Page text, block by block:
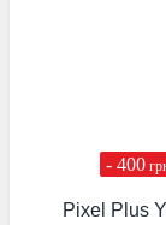
Pixel Plus
- 400